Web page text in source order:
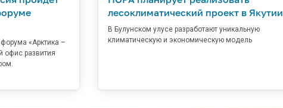
«Арктика –
офис развития
лесоклиматический проект в Якутии
В Булунском улусе разработают уникальную
климатическую и экономическую модель